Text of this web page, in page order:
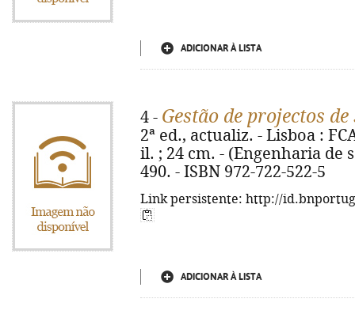
ADICIONAR À LISTA
4 - Gestão de projectos
2ª ed., actualiz. - Lisboa :
il. ; 24 cm. - (Engenharia de
490. - ISBN 972-722-522-5
Link persistente: http://
ADICIONAR À LISTA